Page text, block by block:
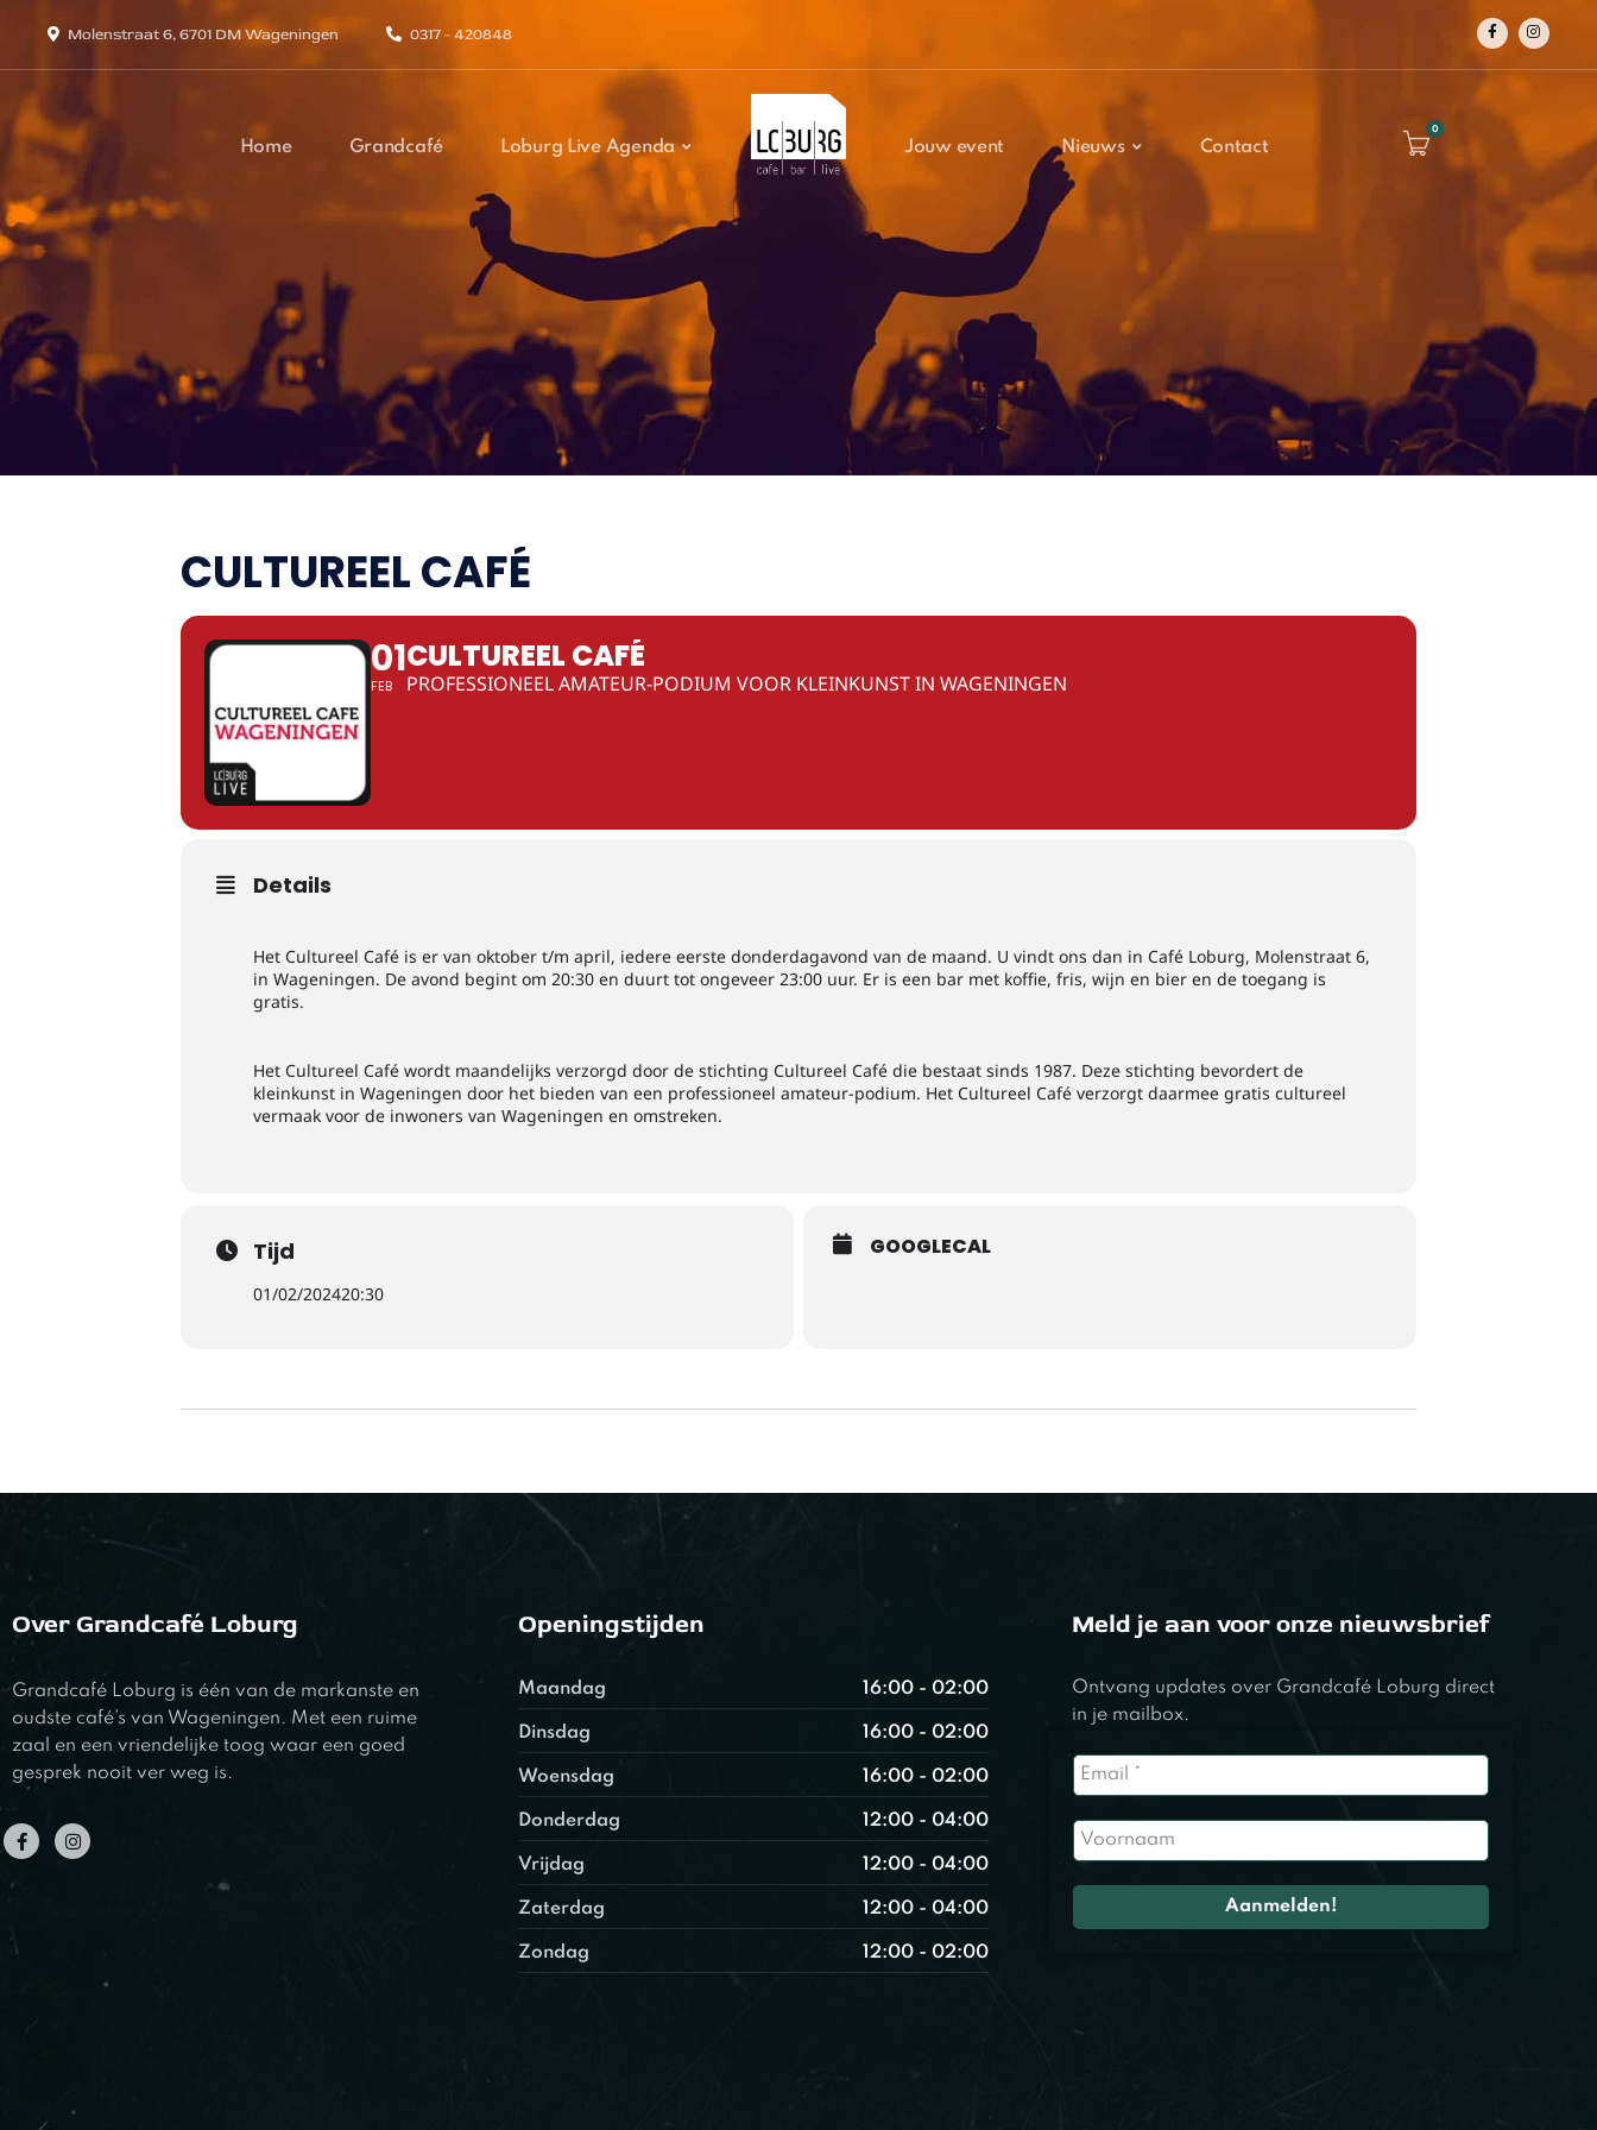
Molenstraat 6, 6701 DM Wageningen 0317 - 420848
Home Grandcafé Loburg Live Agenda Jouw event Nieuws Contact
0
CULTUREEL CAFÉ
01
FEB
CULTUREEL CAFÉ
PROFESSIONEEL AMATEUR-PODIUM VOOR KLEINKUNST IN WAGENINGEN
Details
Het Cultureel Café is er van oktober t/m april, iedere eerste donderdagavond van de maand. U vindt ons dan in Café Loburg, Molenstraat 6,
in Wageningen. De avond begint om 20:30 en duurt tot ongeveer 23:00 uur. Er is een bar met koffie, fris, wijn en bier en de toegang is
gratis.
Het Cultureel Café wordt maandelijks verzorgd door de stichting Cultureel Café die bestaat sinds 1987. Deze stichting bevordert de
kleinkunst in Wageningen door het bieden van een professioneel amateur-podium. Het Cultureel Café verzorgt daarmee gratis cultureel
vermaak voor de inwoners van Wageningen en omstreken.
Tijd
01/02/202420:30
GOOGLECAL
Over Grandcafé Loburg
Grandcafé Loburg is één van de markanste en
oudste café’s van Wageningen. Met een ruime
zaal en een vriendelijke toog waar een goed
gesprek nooit ver weg is.
Openingstijden
Maandag 16:00 - 02:00
Dinsdag 16:00 - 02:00
Woensdag 16:00 - 02:00
Donderdag 12:00 - 04:00
Vrijdag 12:00 - 04:00
Zaterdag 12:00 - 04:00
Zondag 12:00 - 02:00
Meld je aan voor onze nieuwsbrief
Ontvang updates over Grandcafé Loburg direct
in je mailbox.